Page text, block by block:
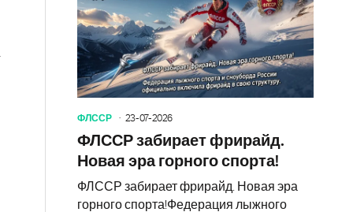
ФЛССР 23-07-2026
ФЛССР забирает фрирайд.
Новая эра горного спорта!
ФЛССР забирает фрирайд. Новая эра
горного спорта!Федерация лыжного